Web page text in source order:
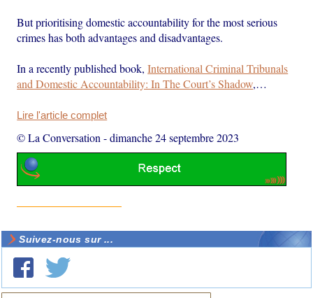
But prioritising domestic accountability for the most serious
crimes has both advantages and disadvantages.
In a recently published book,International Criminal Tribunals
and Domestic Accountability: In The Court’s Shadow,…
Lire l'article complet
© La Conversation -dimanche 24 septembre 2023
Suivez-nous sur ...